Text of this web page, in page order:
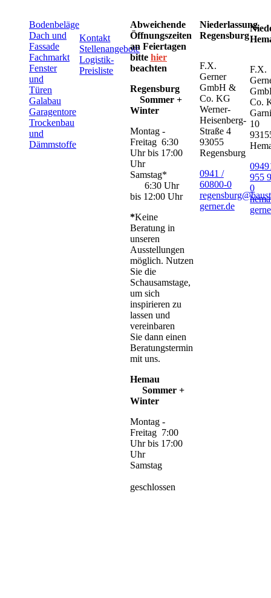
Bodenbeläge
Dach und
Fassade
Fachmarkt
Fenster
und
Türen
Galabau
Garagentore
Trockenbau
und
Dämmstoffe
Kontakt
Stellenangebote
Logistik-
Preisliste
Abweichende
Öffnungszeiten
an Feiertagen
bitte hier
beachten
Regensburg
Sommer +
Winter
Montag -
Freitag 6:30
Uhr bis 17:00
Uhr
Samstag*
6:30 Uhr
bis 12:00 Uhr
*Keine
Beratung in
unseren
Ausstellungen
möglich. Nutzen
Sie die
Schausamstage,
um sich
inspirieren zu
lassen und
vereinbaren
Sie dann einen
Beratungstermin
mit uns.
Hemau
Sommer +
Winter
Montag -
Freitag 7:00
Uhr bis 17:00
Uhr
Samstag
geschlossen
Niederlassung
Regensburg
F.X.
Gerner
GmbH &
Co. KG
Werner-
Heisenberg-
Straße 4
93055
Regensburg
0941 /
60800-0
gerner.de
F.X.
Co.
10
955
0